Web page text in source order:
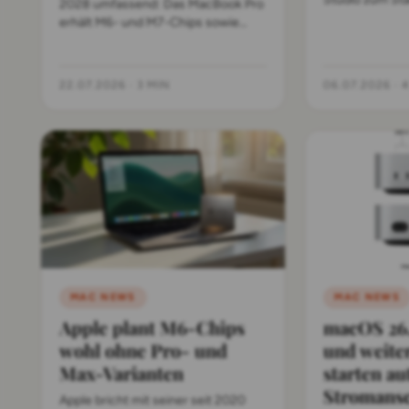
2028 umfassend: Das MacBook Pro
erhält M6- und M7-Chips sowie
MAC NEWS
Apple plant M6-Chips
wohl ohne Pro- und
Max-Varianten
Apple bricht mit seiner seit 2020
MAC NEWS
macOS
und
starten